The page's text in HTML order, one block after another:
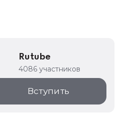
Rutube
4086 участников
Вступить